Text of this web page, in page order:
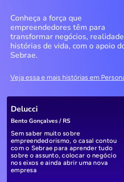
Conheça a força que
empreendedores têm para
transformar negócios,
histórias de vida, com o apoio
Sebrae.
Veja essa e mais histórias em
Delucci
Bento Gonçalves / RS
Sem saber muito sobre
empreendedorismo, o casal contou
com o Sebrae para aprender tudo
sobre o assunto, colocar o negócio
nos eixos e ainda abrir uma nova
empresa